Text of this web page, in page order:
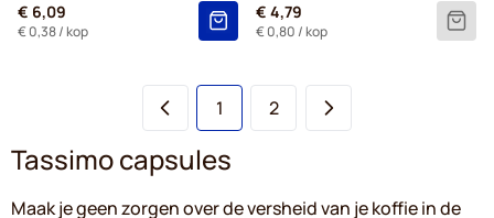
€ 6,09
€ 0,38/ kop
€ 4,79
€ 0,80 / kop
U lees momenteel pagina
1 Pagina
2
Tassimo capsules
Maak je geen zorgen over de versheid van je koffie in de